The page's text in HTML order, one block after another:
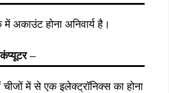
अकाउंट होना अनिवार्य है।
–
में से एक इलेक्ट्रॉनिक्स का होना